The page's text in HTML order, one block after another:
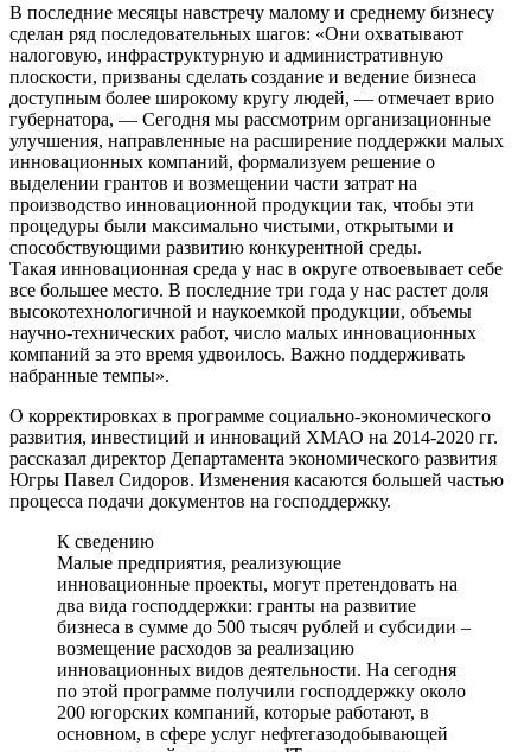
В последние месяцы навстречу малому и среднему бизнесу
сделан ряд последовательных шагов: «Они охватывают
налоговую, инфраструктурную и административную
плоскости, призваны сделать создание и ведение бизнеса
доступным более широкому кругу людей, — отмечает врио
губернатора, — Сегодня мы рассмотрим организационные
улучшения, направленные на расширение поддержки малых
инновационных компаний, формализуем решение о
выделении грантов и возмещении части затрат на
производство инновационной продукции так, чтобы эти
процедуры были максимально чистыми, открытыми и
способствующими развитию конкурентной среды.
Такая инновационная среда у нас в округе отвоевывает себе
все большее место. В последние три года у нас растет доля
высокотехнологичной и наукоемкой продукции, объемы
научно-технических работ, число малых инновационных
компаний за это время удвоилось. Важно поддерживать
набранные темпы».
О корректировках в программе социально-экономического
развития, инвестиций и инноваций ХМАО на 2014-2020 гг.
рассказал директор Департамента экономического развития
Югры Павел Сидоров. Изменения касаются большей частью
процесса подачи документов на господдержку.
К сведению
Малые предприятия, реализующие
инновационные проекты, могут претендовать на
два вида господдержки: гранты на развитие
бизнеса в сумме до 500 тысяч рублей и субсидии –
возмещение расходов за реализацию
инновационных видов деятельности. На сегодня
по этой программе получили господдержку около
200 югорских компаний, которые работают, в
основном, в сфере услуг нефтегазодобывающей